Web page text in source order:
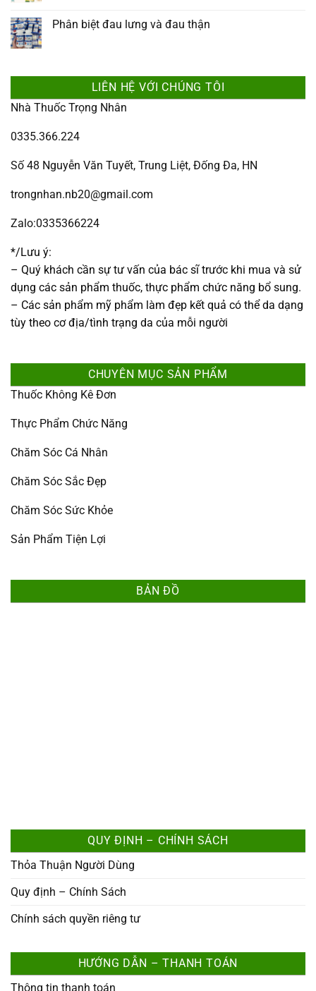
Phân biệt đau lưng và đau thận
LIÊN HỆ VỚI CHÚNG TÔI
Nhà Thuốc Trọng Nhân
0335.366.224
Số 48 Nguyễn Văn Tuyết, Trung Liệt, Đống Đa, HN
trongnhan.nb20@gmail.com
Zalo:0335366224
*/Lưu ý:
– Quý khách cần sự tư vấn của bác sĩ trước khi mua và sử
dụng các sản phẩm thuốc, thực phẩm chức năng bổ sung.
– Các sản phẩm mỹ phẩm làm đẹp kết quả có thể da dạng
tùy theo cơ địa/tình trạng da của mỗi người
CHUYÊN MỤC SẢN PHẨM
Thuốc Không Kê Đơn
Thực Phẩm Chức Năng
Chăm Sóc Cá Nhân
Chăm Sóc Sắc Đẹp
Chăm Sóc Sức Khỏe
Sản Phẩm Tiện Lợi
BẢN ĐỒ
QUY ĐỊNH – CHÍNH SÁCH
Thỏa Thuận Người Dùng
Quy định – Chính Sách
Chính sách quyền riêng tư
HƯỚNG DẪN – THANH TOÁN
Thông tin thanh toán